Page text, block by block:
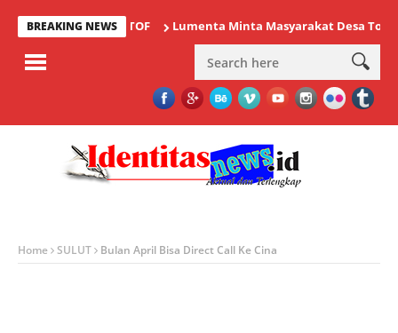
BREAKING NEWS Lumenta Minta Masyarakat Desa Tolok
Home SULUT Bulan April Bisa Direct Call Ke Cina